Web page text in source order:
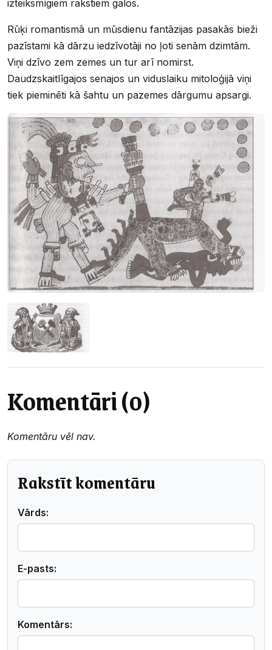
izteiksmīgiem rakstiem galos.
Rūķi romantismā un mūsdienu fantāzijas pasakās bieži
pazīstami kā dārzu iedzīvotāji no ļoti senām dzimtām.
Viņi dzīvo zem zemes un tur arī nomirst.
Daudzskaitlīgajos senajos un viduslaiku mitoloģijā viņi
tiek pieminēti kā šahtu un pazemes dārgumu apsargi.
Komentāri (0)
Komentāru vēl nav.
Rakstīt komentāru
Vārds:
E-pasts:
Komentārs: